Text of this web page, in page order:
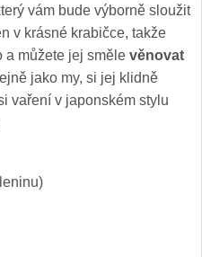
vám bude výborně sloužit
v krásné krabičce, takže
a můžete jej směle věnovat
jako my, si jej klidně
vaření v japonském stylu